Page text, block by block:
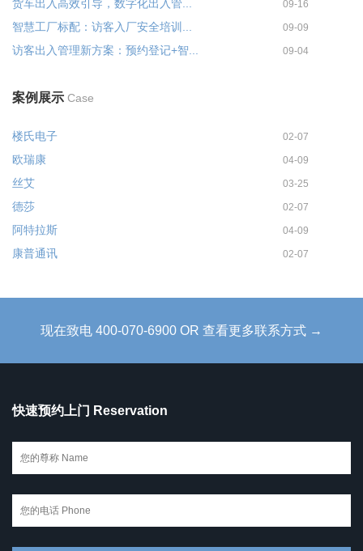
货车出入高效引导，数字化出入管... 09-16
智慧工厂标配：访客入厂安全培训... 09-09
访客出入管理新方案：预约登记+智... 09-04
案例展示 Case
楼氏电子 02-07
欧瑞康 04-09
丝艾 03-25
德莎 02-07
阿特拉斯 04-09
康普通讯 02-07
现在致电 400-070-6900 OR 查看更多联系方式 →
快速预约上门 Reservation